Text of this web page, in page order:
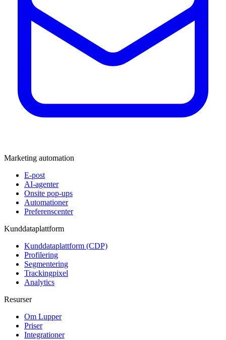
Marketing automation
E-post
AI-agenter
Onsite pop-ups
Automationer
Preferenscenter
Kunddataplattform
Kunddataplattform (CDP)
Profilering
Segmentering
Trackingpixel
Analytics
Resurser
Om Lupper
Priser
Integrationer